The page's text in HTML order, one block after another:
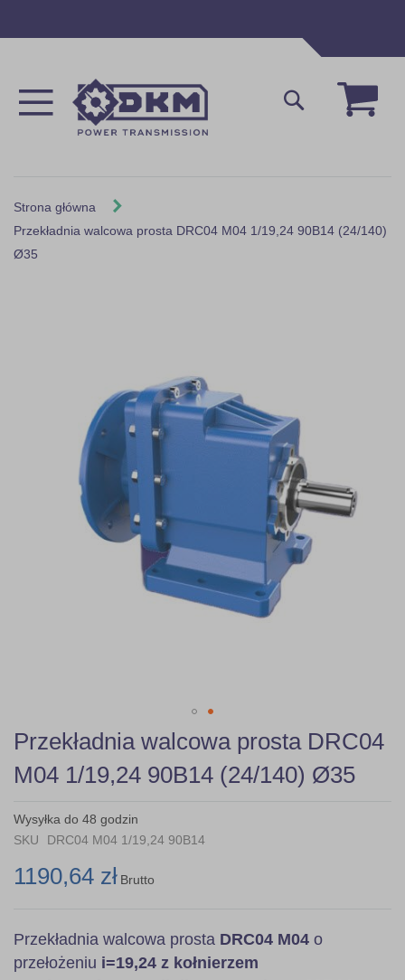
Mój
Szukaj
Strona główna
Przekładnia walcowa prosta DRC04 M04 1/19,24 90B14 (24/140)
Ø35
Skip
to
the
beginning
the
images
Przekładnia walcowa prosta DRC04
M04 1/19,24 90B14 (24/140) Ø35
Wysyłka do 48 godzin
SKU
DRC04 M04 1/19,24 90B14
1190,64 zł Brutto
Przekładnia walcowa prosta DRC04 M04 o
przełożeniu i=19,24 z kołnierzem